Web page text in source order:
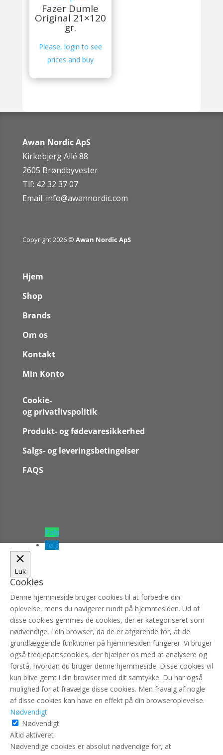
Fazer Dumle
Original 21×120
gr.
Please, login to see
prices and buy
Awan Nordic ApS
Kirkebjerg Allé 88
2605 Brøndbyvester
Tlf: 42 32 37 07
Email: info@awannordic.com
Copyright 2026 © Awan Nordic ApS
Hjem
Shop
Brands
Om os
Kontakt
Min Konto
Cookie-
og privatlivspolitik
Produkt- og fødevaresikkerhed
Salgs- og leveringsbetingelser
FAQS
Følg
Følg
Luk
Cookies
Denne hjemmeside bruger cookies til at forbedre din
oplevelse, mens du navigerer rundt på hjemmesiden. Ud af
disse cookies gemmes de cookies, der er kategoriseret som
nødvendige, i din browser, da de er afgørende for, at de
grundlæggende funktioner på hjemmesiden fungerer. Vi bruger
også tredjepartscookies, der hjælper os med at analysere og
forstå, hvordan du bruger denne hjemmeside. Disse cookies vil
kun blive gemt i din browser med dit samtykke. Du har også
mulighed for at fravælge disse cookies. Men fravalg af nogle
af disse cookies kan have en effekt på din browseroplevelse.
Nødvendigt
Nødvendigt
Altid aktiveret
Nødvendige cookies er absolut nødvendige for, at